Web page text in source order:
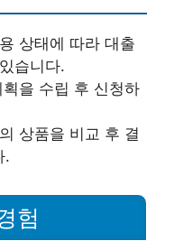
상태에 따라 대출
습니다.
을 수립 후 신청하
상품을 비교 후 결
.
험